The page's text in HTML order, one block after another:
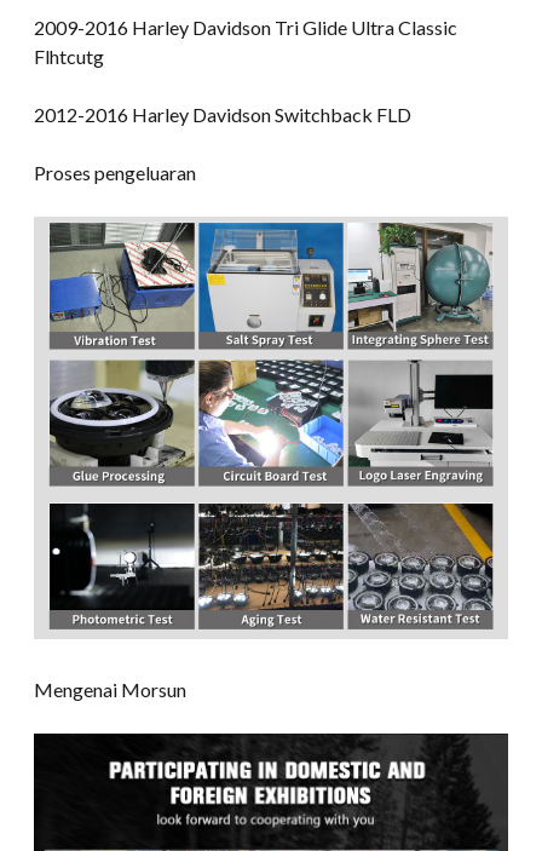
2009-2016 Harley Davidson Tri Glide Ultra Classic
Flhtcutg
2012-2016 Harley Davidson Switchback FLD
Proses pengeluaran
Mengenai Morsun